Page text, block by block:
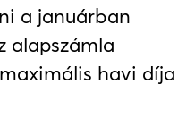
a januárban
alapszámla
havi díja